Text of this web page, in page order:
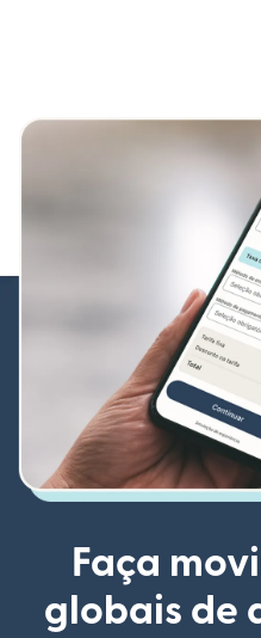
Faça
globais de